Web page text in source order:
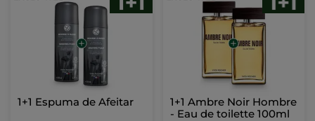
1+1 Espuma de Afeitar
1+1 Ambre Noir Hombre
- Eau de toilette 100ml